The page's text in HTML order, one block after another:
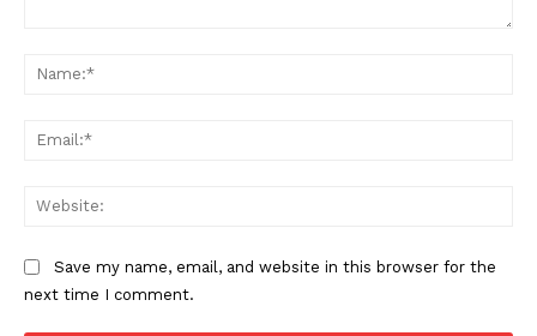
Save my name, email, and website in this browser for the
next time I comment.